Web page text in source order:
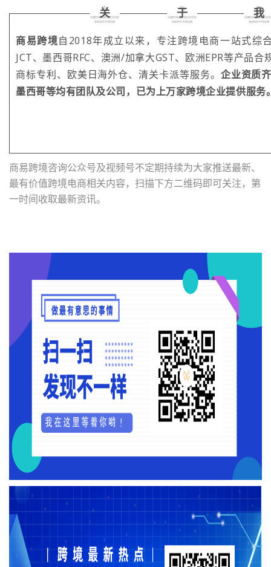
关 于 我
商易跨境自2018年成立以来，专注跨境电商一站式综
JCT、墨西哥RFC、澳洲/加拿大GST、欧洲EPR等产品
商标专利、欧美日海外仓、清关卡派等服务。 企业资质
墨西哥等均有团队及公司，已为上万家跨境企业提供服务
商易跨境咨询公众号及视频号不定期持续为大家推送最新、
最有价值跨境电商相关内容，扫描下方二维码即可关注，第
一时间收取最新资讯。